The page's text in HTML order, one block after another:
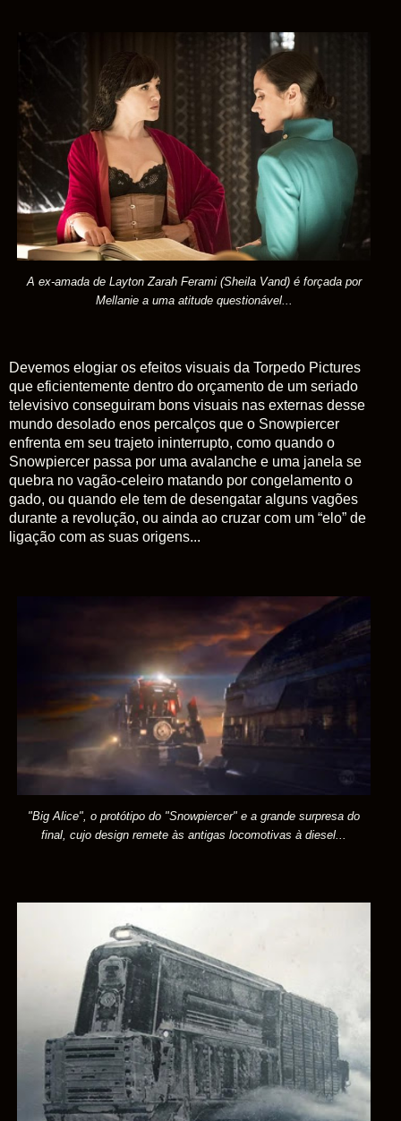
A ex-amada de Layton Zarah Ferami (Sheila Vand) é forçada por
Mellanie a uma atitude questionável...
Devemos elogiar os efeitos visuais da Torpedo Pictures
que eficientemente dentro do orçamento de um seriado
televisivo conseguiram bons visuais nas externas desse
mundo desolado enos percalços que o Snowpiercer
enfrenta em seu trajeto ininterrupto, como quando o
Snowpiercer passa por uma avalanche e uma janela se
quebra no vagão-celeiro matando por congelamento o
gado, ou quando ele tem de desengatar alguns vagões
durante a revolução, ou ainda ao cruzar com um “elo” de
ligação com as suas origens...
"Big Alice", o protótipo do "Snowpiercer" e a grande surpresa do
final, cujo design remete às antigas locomotivas à diesel